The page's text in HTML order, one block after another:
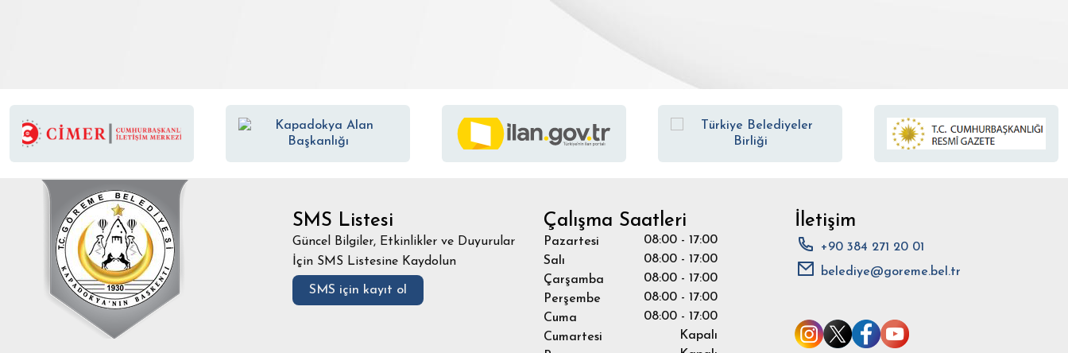
SMS Listesi
Güncel Bilgiler, Etkinlikler ve Duyurular
İçin SMS Listesine Kaydolun
SMS için kayıt ol
Çalışma Saatleri
Pazartesi
08:00 - 17:00
Salı
08:00 - 17:00
Çarşamba
08:00 - 17:00
Perşembe
08:00 - 17:00
Cuma
08:00 - 17:00
Cumartesi
Kapalı
İletişim
+90 384 271 20 01
belediye@goreme.bel.tr